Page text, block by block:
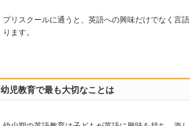
プリスクールに通うと、英語への興味だけでなく言
ります。
幼児教育で最も大切なことは